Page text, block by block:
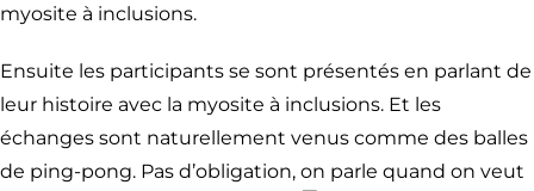
myosite à inclusions.
Ensuite les participants se sont présentés en parlant de
leur histoire avec la myosite à inclusions. Et les
échanges sont naturellement venus comme des balles
de ping-pong. Pas d’obligation, on parle quand on veut